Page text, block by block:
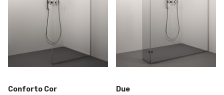
Conforto Cor Due